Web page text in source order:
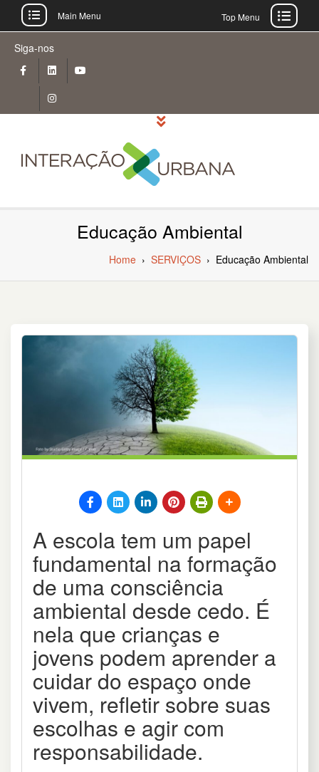
content
Siga-nos
Main Menu Top Menu
Educação Ambiental
Home › SERVIÇOS › Educação Ambiental
A escola tem um papel
fundamental na formação
de uma consciência
ambiental desde cedo. É
nela que crianças e
jovens podem aprender a
cuidar do espaço onde
vivem, refletir sobre suas
escolhas e agir com
responsabilidade.